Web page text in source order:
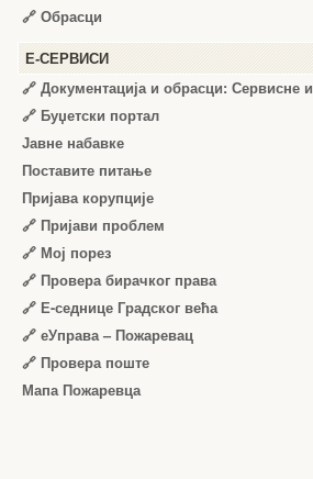
🔗 Обрасци
Е-СЕРВИСИ
🔗 Документација и обрасци: Сервисне
🔗 Буџетски портал
Јавне набавке
Поставите питање
Пријава корупције
🔗 Пријави проблем
🔗 Мој порез
🔗 Провера бирачког права
🔗 Е-седнице Градског већа
🔗 еУправа – Пожаревац
🔗 Провера поште
Мапа Пожаревца